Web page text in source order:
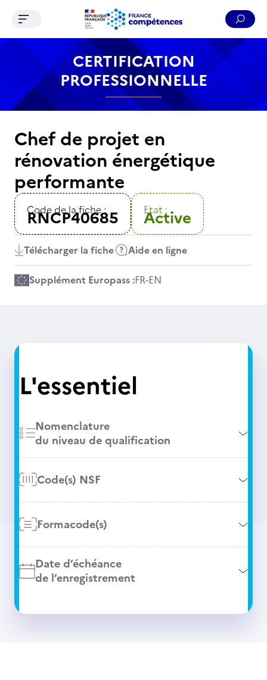
Contenu Recherche Menu Pied de page
Ouvrir le menu de navigation
CERTIFICATION
PROFESSIONNELLE
Chef de projet en
rénovation énergétique
performante
Code de la fiche :
RNCP40685 Etat :
Active
Télécharger la fiche Aide en ligne
Supplément Europass :FR-EN
L'essentiel
Nomenclature
du niveau de qualification
Code(s) NSF
Formacode(s)
Date d’échéance
de l’enregistrement